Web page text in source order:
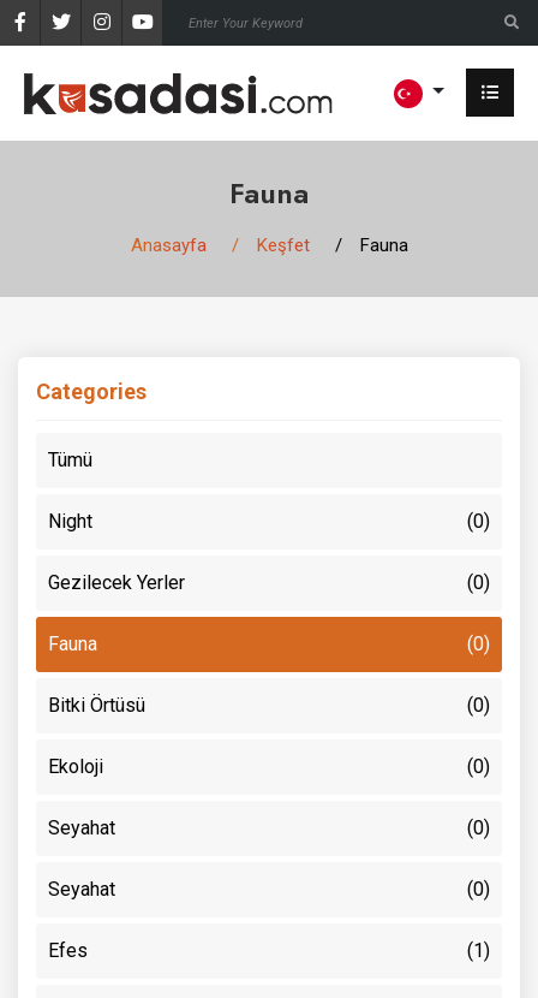
Fauna
Anasayfa Keşfet Fauna
Categories
Tümü
Night (0)
Gezilecek Yerler (0)
Fauna (0)
Bitki Örtüsü (0)
Ekoloji (0)
Seyahat (0)
Seyahat (0)
Efes (1)